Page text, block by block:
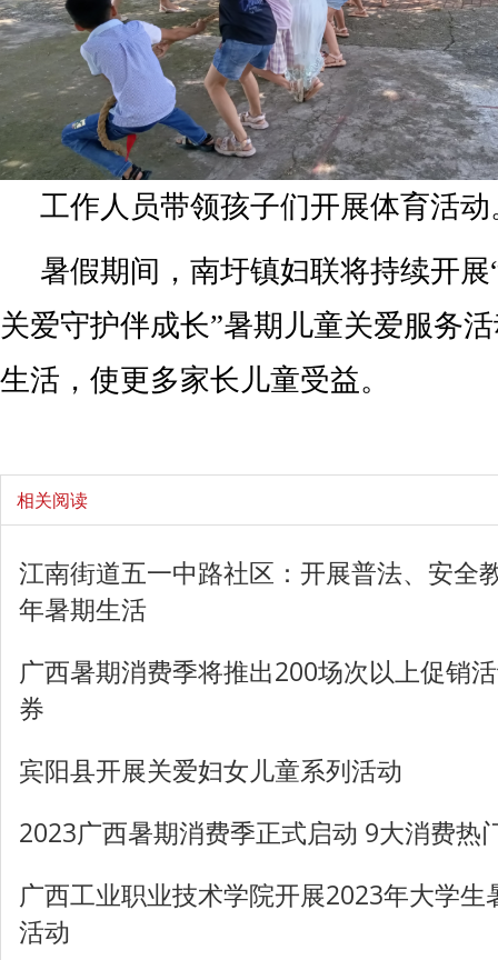
工作人员带领孩子们开展体育活动
暑假期间，南圩镇妇联将持续开
关爱守护伴成长”暑期儿童关爱服务
生活，使更多家长儿童受益。
相关阅读
江南街道五一中路社区：开展普法、安全
年暑期生活
广西暑期消费季将推出200场次以上促销
券
宾阳县开展关爱妇女儿童系列活动
2023广西暑期消费季正式启动 9大消费热
广西工业职业技术学院开展2023年大学生
活动